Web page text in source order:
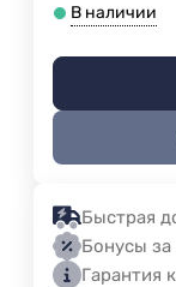
В наличии
Быстрая
Бонусы за
Гарантия